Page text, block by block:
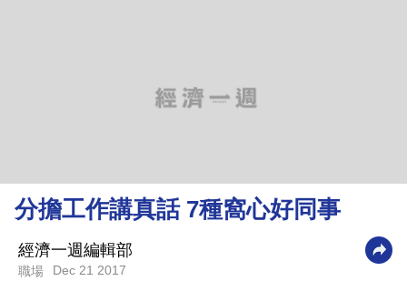
理
財
商
業
分擔工作講真話 7種窩心好同事
經濟一週編輯部
職場 Dec 21 2017